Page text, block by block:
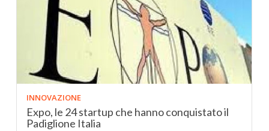
INNOVAZIONE
Expo, le 24 startup che hanno conquistato il
Padiglione Italia